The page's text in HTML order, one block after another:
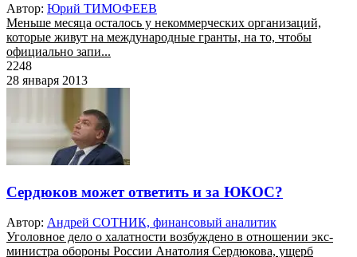
Автор: Юрий ТИМОФЕЕВ
Меньше месяца осталось у некоммерческих организаций,
которые живут на международные гранты, на то, чтобы
официально запи...
2248
28 января 2013
Сердюков может ответить и за ЮКОС?
Автор: Андрей СОТНИК, финансовый аналитик
Уголовное дело о халатности возбуждено в отношении экс-
министра обороны России Анатолия Сердюкова, ущерб